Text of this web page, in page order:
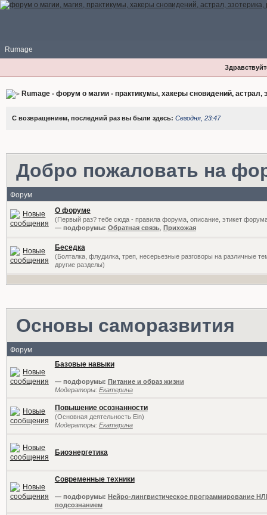
Rumage
Rumage - форум о магии - практикумы, хакеры сновидений, астрал,
С возвращением, последний раз вы были здесь: Сегодня, 23:47
Добро пожаловать на
Форум
О форуме
(Первый раз? тебе сюда - правила форума, описание, этикет
— подфорумы: Обратная связь, Прихожая
Беседка
(Болталка, флудилка, треп, несерьезные разговоры на различные
другие разделы)
Основы саморазвития
Форум
Базовые навыки
— подфорумы: Питание и образ жизни
Модераторы: Екатерина
Повышение осознанности
(Основная деятельность Ein)
Модераторы: Екатерина
Биоэнергетика
Современные техники
— подфорумы: Нейро-лингвистическое программирование
подсознанием